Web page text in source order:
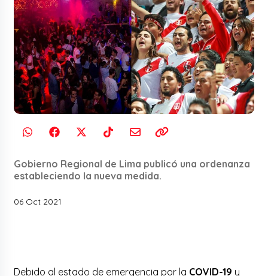
Gobierno Regional de Lima publicó una ordenanza
estableciendo la nueva medida.
06 Oct 2021
Debido al estado de emergencia por la COVID-19 y